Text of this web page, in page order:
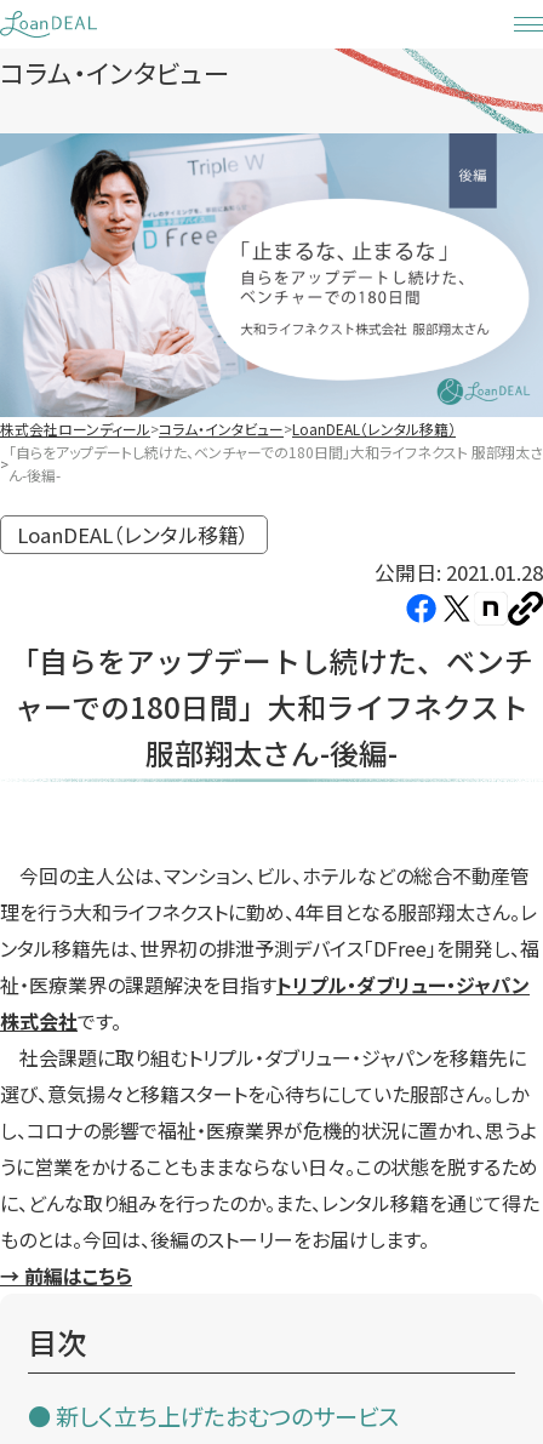
Skip
to
content
コラム・インタビュー
株式会社ローンディール コラム・インタビュー LoanDEAL（レンタル移籍）
「自らをアップデートし続けた、ベンチャーでの180日間」大和ライフネクスト 服部翔太さ
ん-後編-
LoanDEAL（レンタル移籍）
公開日: 2021.01.28
Facebook（新
い
タ
す）
X（新
い
タ
す）
note（新
い
タ
す）
コ
「自らをアップデートし続けた、ベンチ
ャーでの180日間」大和ライフネクスト
服部翔太さん-後編-
今回の主人公は、マンション、ビル、ホテルなどの総合不動産管
理を行う大和ライフネクストに勤め、4年目となる服部翔太さん。レ
ンタル移籍先は、世界初の排泄予測デバイス「DFree」を開発し、福
祉・医療業界の課題解決を目指すトリプル・ダブリュー・ジャパン
株式会社です。
社会課題に取り組むトリプル・ダブリュー・ジャパンを移籍先に
選び、意気揚々と移籍スタートを心待ちにしていた服部さん。しか
し、コロナの影響で福祉・医療業界が危機的状況に置かれ、思うよ
うに営業をかけることもままならない日々。この状態を脱するため
に、どんな取り組みを行ったのか。また、レンタル移籍を通じて得た
ものとは。今回は、後編のストーリーをお届けします。
→ 前編はこちら
目次
新しく立ち上げたおむつのサービス